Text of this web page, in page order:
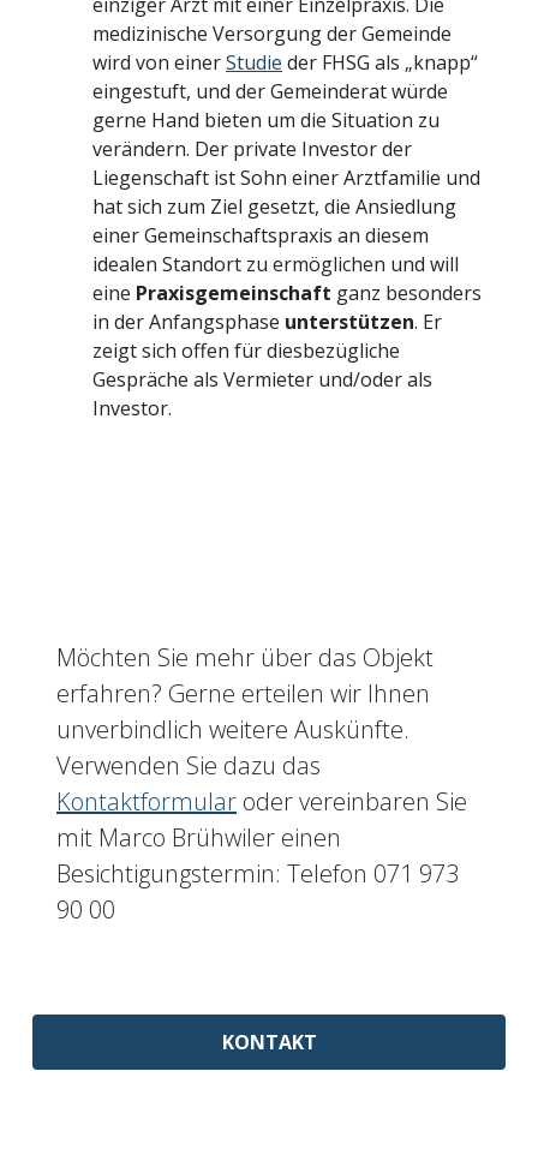
medizinische Versorgung der Gemeinde
wird von einerStudie der FHSG als „knapp“
eingestuft, und der Gemeinderat würde
gerne Hand bieten um die Situation zu
verändern. Der private Investor der
Liegenschaft ist Sohn einer Arztfamilie und
hat sich zum Ziel gesetzt, die Ansiedlung
einer Gemeinschaftspraxis an diesem
idealen Standort zu ermöglichen und will
eine Praxisgemeinschaft ganz besonders
in der Anfangsphase unterstützen. Er
zeigt sich offen für diesbezügliche
Gespräche als Vermieter und/oder als
Investor.
Möchten Sie mehr über das Objekt
erfahren? Gerne erteilen wir Ihnen
unverbindlich weitere Auskünfte.
Verwenden Sie dazu das
Kontaktformular oder vereinbaren Sie
mit Marco Brühwiler einen
Besichtigungstermin: Telefon 071 973
90 00
KONTAKT